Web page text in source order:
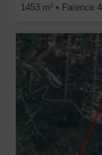
1453 m2 • Faïence